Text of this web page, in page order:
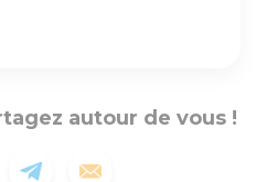
autour de vous !